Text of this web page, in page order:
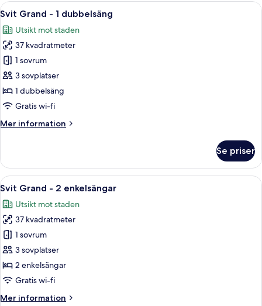
1
Öppna
alla
foton
för
Svit
Grand
-
1
En dubbelsäng med vita
7
Svit Grand - 1 dubbelsäng
Utsikt mot staden
37 kvadratmeter
1 sovrum
3 sovplatser
1 dubbelsäng
Gratis wi-fi
Mer information
Mer
Grand
1
Se priser
Öppna
alla
foton
för
Svit
Grand
-
2
Ett hotellrum med två sängar, ett
6
Svit Grand - 2 enkelsängar
Utsikt mot staden
37 kvadratmeter
1 sovrum
3 sovplatser
2 enkelsängar
Gratis wi-fi
Mer information
Mer